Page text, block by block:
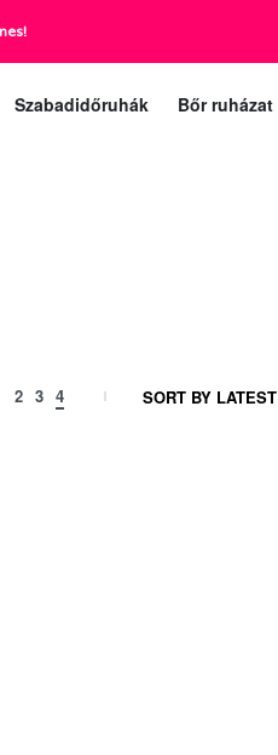
Szabadidőruhák Bőr ruházat
2 3 4 SORT BY LATEST